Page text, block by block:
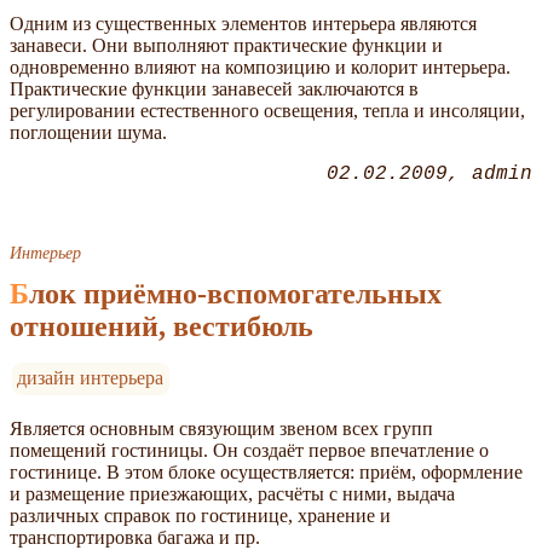
Одним из существенных элементов интерьера являются
занавеси. Они выполняют практические функции и
одновременно влияют на композицию и колорит интерьера.
Практические функции занавесей заключаются в
регулировании естественного освещения, тепла и инсоляции,
поглощении шума.
02.02.2009 admin
Интерьер
Блок приёмно-вспомогательных
отношений, вестибюль
дизайн интерьера
Является основным связующим звеном всех групп
помещений гостиницы. Он создаёт первое впечатление о
гостинице. В этом блоке осуществляется: приём, оформление
и размещение приезжающих, расчёты с ними, выдача
различных справок по гостинице, хранение и
транспортировка багажа и пр.